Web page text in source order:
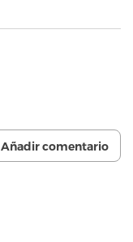
Añadir comentario